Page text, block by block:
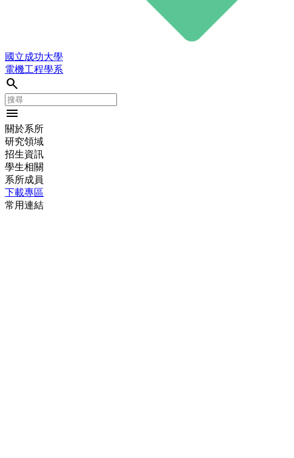
國立成功大學
電機工程學系
search
menu
關於系所
研究領域
招生資訊
學生相關
系所成員
下載專區
常用連結